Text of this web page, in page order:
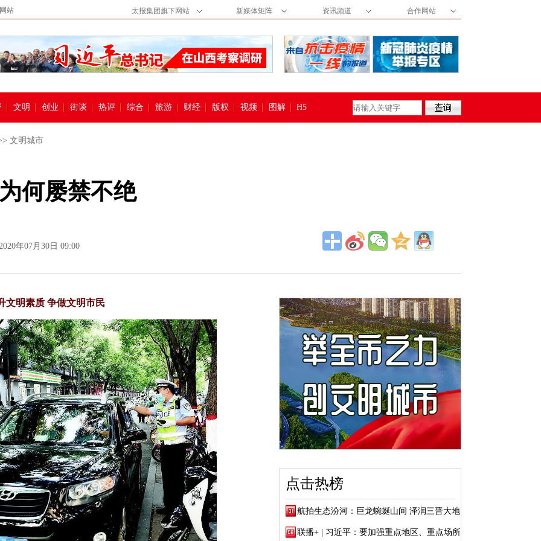
站 太报集团旗下网站 新媒体矩阵 资讯频道 合作网站
文明 创业 街谈 热评 综合 旅游 财经 版权 视频 图解 H5
文明城市
何屡禁不绝
年07月30日 09:00
文明素质 争做文明市民
点击热榜
航拍生态汾河：巨龙蜿蜒山间 泽润三晋大地
联播+ | 习近平：要加强重点地区、重点场所...